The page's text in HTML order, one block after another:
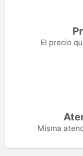
El precio
Misma